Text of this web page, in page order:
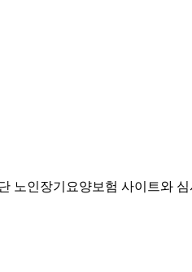
노인장기요양보험 사이트와